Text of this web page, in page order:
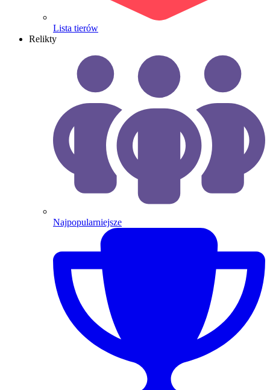
Lista tierów
Relikty
Najpopularniejsze